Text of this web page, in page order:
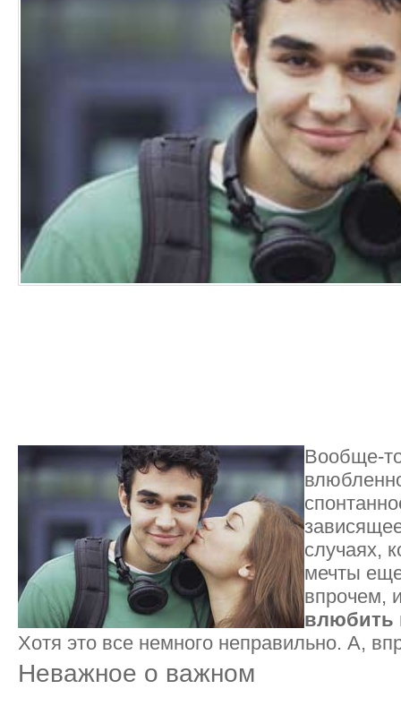
Вообще-
случаях,
мечты
впрочем,
влюбить
Хотя это все немного неправильно. А,
Неважное о важном